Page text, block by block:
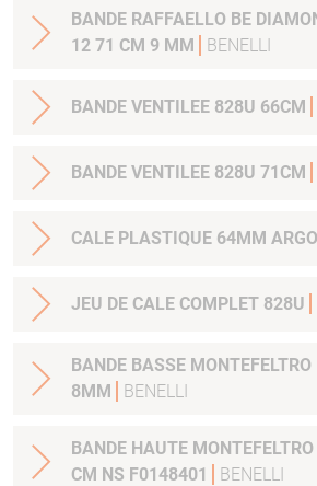
BANDE RAFFAELLO BE DIAMOND D ORIGINE CAL
12 71 CM 9 MM
BENELLI
BANDE VENTILEE 828U 66CM
BANDE VENTILEE 828U 71CM
CALE PLASTIQUE 64MM ARGO
JEU DE CALE COMPLET 828U
BANDE BASSE
8MM
BENELLI
BANDE HAUTE
CM NS F0148401
BENELLI